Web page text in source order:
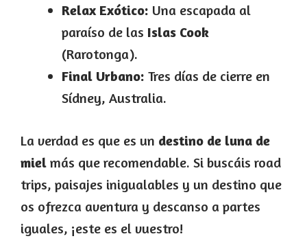
Relax Exótico: Una escapada al
paraíso de las Islas Cook
(Rarotonga).
Final Urbano: Tres días de cierre en
Sídney, Australia.
La verdad es que es un destino de luna de
miel más que recomendable. Si buscáis road
trips, paisajes inigualables y un destino que
os ofrezca aventura y descanso a partes
iguales, ¡este es el vuestro!